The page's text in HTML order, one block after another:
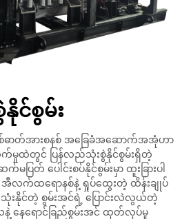
င်စွမ်း
ဓာတ်အားစနစ် အခြေခံအဆောက်အအုံဟာ
ထဲတွင် ပြန်လည်သုံးစွဲနိုင်စွမ်းရှိတဲ့
ပြတ် ပေါင်းစပ်နိုင်စွမ်းမှာ ထူးခြားပါ
လက်ထရောနစ်နဲ့ ရှုပ်ထွေးတဲ့ ထိန်းချုပ်
းနိုင်တဲ့ စွမ်းအင်ရဲ့ ပြောင်းလဲလွယ်တဲ့
နေရောင်ခြည်စွမ်းအင် ထုတ်လုပ်မှု